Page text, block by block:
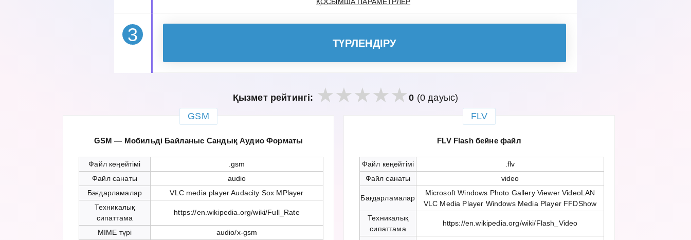
ҚОСЫМША ПАРАМЕТРЛЕР
3 ТҮРЛЕНДІРУ
Қызмет рейтингі: 0 (0 дауыс)
GSM
GSM — Мобильді Байланыс Сандық Аудио Форматы
Файл кеңейтімі
.gsm
Файл санаты
audio
Бағдарламалар
VLC media player Audacity Sox MPlayer
Техникалық
сипаттама
https://en.wikipedia.org/wiki/Full_Rate
MIME түрі audio/x-gsm
FLV
FLV Flash бейне файл
Файл кеңейтімі
.flv
Файл санаты
video
Бағдарламалар
Microsoft Windows Photo Gallery Viewer VideoLAN
VLC Media Player Windows Media Player FFDShow
Техникалық
сипаттама
https://en.wikipedia.org/wiki/Flash_Video